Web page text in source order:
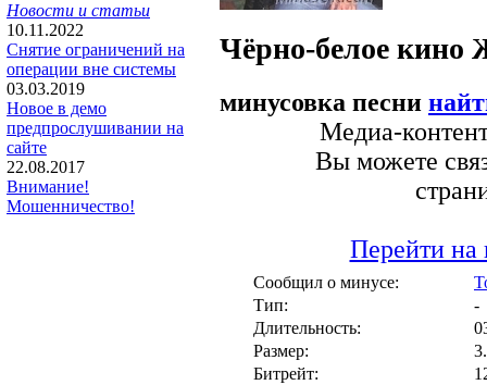
Новости и статьи
10.11.2022
Снятие ограничений на
операции вне системы
03.03.2019
Новое в демо
предпрослушивании на
сайте
22.08.2017
Внимание!
Мошенничество!
Чёрно-белое кино
минусовка песни
Медиа-
Вы можете
Перейти на
Сообщил о минусе:
Тип:
-
Длительность:
Размер:
Битрейт: